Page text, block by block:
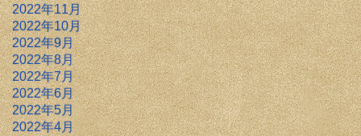
2022年11月
2022年10月
2022年9月
2022年8月
2022年7月
2022年6月
2022年5月
2022年4月